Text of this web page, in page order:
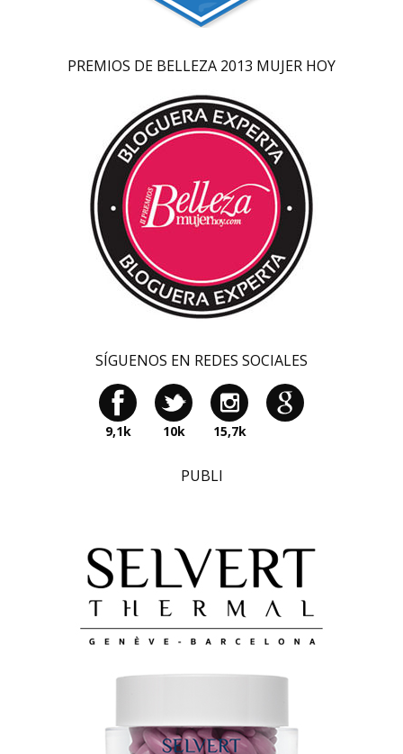
PREMIOS DE BELLEZA 2013 MUJER HOY
SÍGUENOS EN REDES SOCIALES
9,1k 10k 15,7k
PUBLI